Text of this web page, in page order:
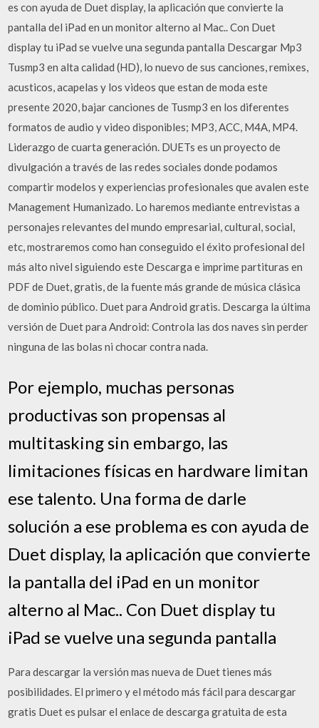
es con ayuda de Duet display, la aplicación que convierte la
pantalla del iPad en un monitor alterno al Mac.. Con Duet
display tu iPad se vuelve una segunda pantalla Descargar Mp3
Tusmp3 en alta calidad (HD), lo nuevo de sus canciones, remixes,
acusticos, acapelas y los videos que estan de moda este
presente 2020, bajar canciones de Tusmp3 en los diferentes
formatos de audio y video disponibles; MP3, ACC, M4A, MP4.
Liderazgo de cuarta generación. DUETs es un proyecto de
divulgación a través de las redes sociales donde podamos
compartir modelos y experiencias profesionales que avalen este
Management Humanizado. Lo haremos mediante entrevistas a
personajes relevantes del mundo empresarial, cultural, social,
etc, mostraremos como han conseguido el éxito profesional del
más alto nivel siguiendo este Descarga e imprime partituras en
PDF de Duet, gratis, de la fuente más grande de música clásica
de dominio público. Duet para Android gratis. Descarga la última
versión de Duet para Android: Controla las dos naves sin perder
ninguna de las bolas ni chocar contra nada.
Por ejemplo, muchas personas
productivas son propensas al
multitasking sin embargo, las
limitaciones físicas en hardware limitan
ese talento. Una forma de darle
solución a ese problema es con ayuda de
Duet display, la aplicación que convierte
la pantalla del iPad en un monitor
alterno al Mac.. Con Duet display tu
iPad se vuelve una segunda pantalla
Para descargar la versión mas nueva de Duet tienes más
posibilidades. El primero y el método más fácil para descargar
gratis Duet es pulsar el enlace de descarga gratuita de esta